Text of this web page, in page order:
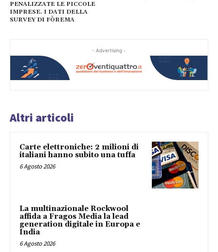
PENALIZZATE LE PICCOLE
IMPRESE. I DATI DELLA
SURVEY DI FÒREMA
- Advertising -
Altri articoli
Carte elettroniche: 2 milioni di
italiani hanno subito una tuffa
6 Agosto 2026
La multinazionale Rockwool
affida a Fragos Media la lead
generation digitale in Europa e
India
6 Agosto 2026